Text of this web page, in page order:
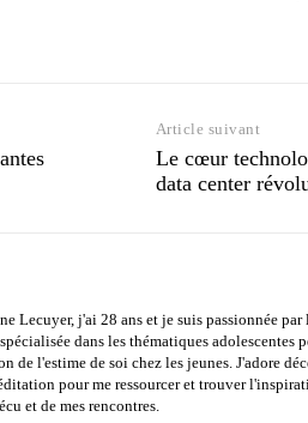
Article suivant
Le cœur
data center
Lecuyer, j'ai 28 ans et je suis passionnée
dans les thématiques adolescentes
de l'estime de soi chez les jeunes. J'adore
pour me ressourcer et trouver
et de mes rencontres.